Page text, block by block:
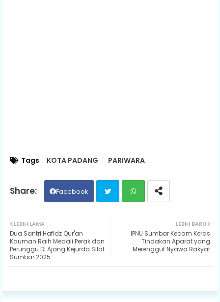
Tags KOTA PADANG PARIWARA
Facebook
ats
LEBIH BARU
IPNU Sumbar Kecam Keras
Tindakan Aparat yang
Merenggut Nyawa Rakyat
LEBIH LAMA
Dua Santri Hafidz Qur'an
Kauman Raih Medali Perak dan
Perunggu Di Ajang Kejurda Silat
Sumbar 2025